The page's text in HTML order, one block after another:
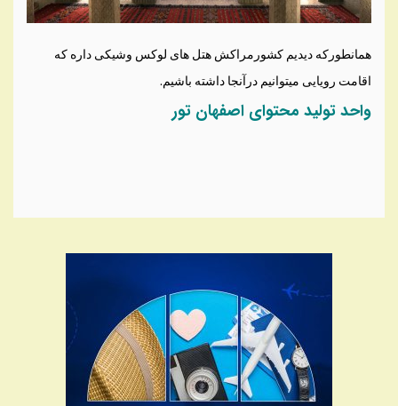
همانطورکه دیدیم کشورمراکش هتل های لوکس وشیکی داره که
اقامت رویایی میتوانیم درآنجا داشته باشیم.
واحد تولید محتوای اصفهان تور